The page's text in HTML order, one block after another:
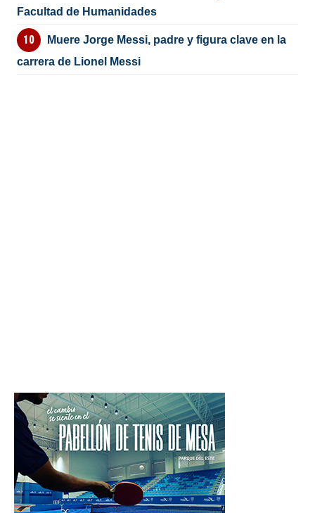
Facultad de Humanidades
Muere Jorge Messi, padre y figura clave en la
carrera de Lionel Messi